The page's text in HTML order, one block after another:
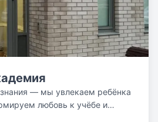
— мы увлекаем ребёнка
любовь к учёбе и